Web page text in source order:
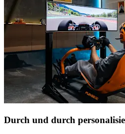
Durch und durch